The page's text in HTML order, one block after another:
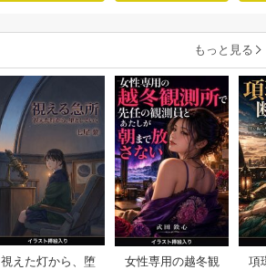
もっと見る
視えた灯から、堕
女性専用の越冬観
項